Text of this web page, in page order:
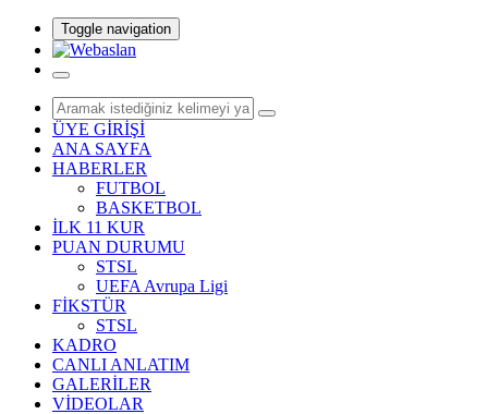
Toggle navigation
ÜYE GİRİŞİ
ANA SAYFA
HABERLER
FUTBOL
BASKETBOL
İLK 11 KUR
PUAN DURUMU
STSL
UEFA Avrupa Ligi
FİKSTÜR
STSL
KADRO
CANLI ANLATIM
GALERİLER
VİDEOLAR